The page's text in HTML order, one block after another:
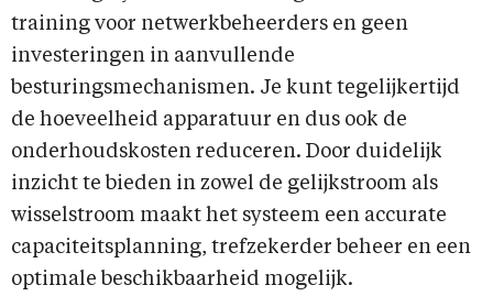
training voor netwerkbeheerders en geen
investeringen in aanvullende
besturingsmechanismen. Je kunt tegelijkertijd
de hoeveelheid apparatuur en dus ook de
onderhoudskosten reduceren. Door duidelijk
inzicht te bieden in zowel de gelijkstroom als
wisselstroom maakt het systeem een accurate
capaciteitsplanning, trefzekerder beheer en een
optimale beschikbaarheid mogelijk.